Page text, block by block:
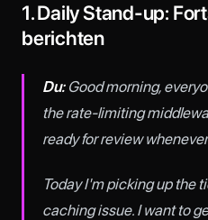
1. Daily Stand-up:
berichten
Du:Good morning,
the rate-limiting
ready for review
Today I'm picking up the
caching issue. I want to